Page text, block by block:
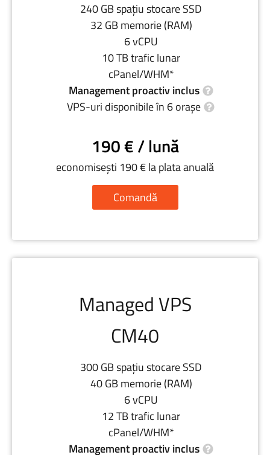
240 GB spațiu stocare SSD
32 GB memorie (RAM)
6 vCPU
10 TB trafic lunar
cPanel/WHM*
Management proactiv inclus
VPS-uri disponibile în 6 orașe
190 € / lună
economisești 190 € la plata anuală
Comandă
Managed VPS
CM40
300 GB spațiu stocare SSD
40 GB memorie (RAM)
6 vCPU
12 TB trafic lunar
cPanel/WHM*
Management proactiv inclus